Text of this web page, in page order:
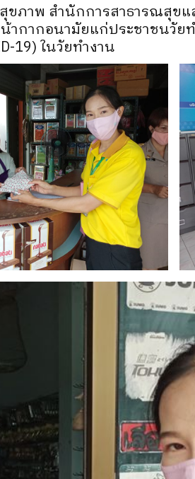
ขภาพ สำนักการสาธารณสุข
ากากอนามัยแก่ประชาชนวั
19) ในวัยทำงาน